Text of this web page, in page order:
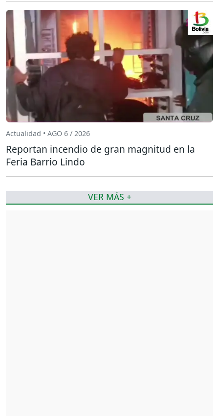
Actualidad • AGO 6 / 2026
Reportan incendio de gran magnitud en la
Feria Barrio Lindo
VER MÁS +